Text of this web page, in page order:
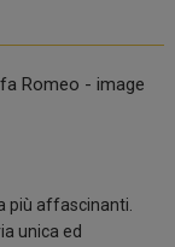
più affascinanti.
unica ed